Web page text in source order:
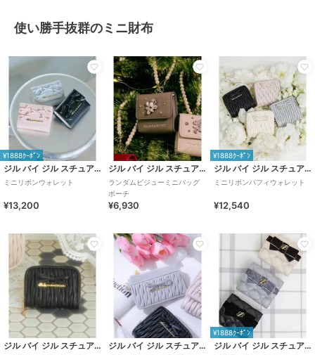
使い勝手抜群のミニ財布
¥1888ｸｰﾎﾟﾝ
ジル バイ ジル スチュアート
ミニリボンウォレット
¥13,200
ジル バイ ジル スチュアート
ランダムビジューミニバッグ
ポーチ
¥6,930
¥1888ｸｰﾎﾟﾝ
ジル バイ ジル スチュアート
ミニリボンパフィウォレット
¥12,540
ジル バイ ジル スチュアート ジル バイ ジル スチュアート
¥1888ｸｰﾎﾟﾝ
ジル バイ ジル スチュアート